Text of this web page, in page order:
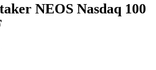
NEOS Nasdaq 100